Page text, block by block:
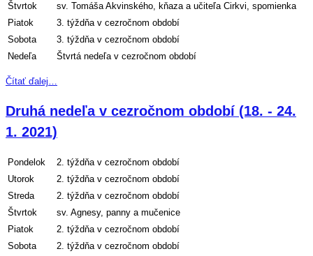
Štvrtok
sv. Tomáša Akvinského, kňaza a učiteľa Cirkvi, spomienka
Piatok
3. týždňa v cezročnom období
Sobota
3. týždňa v cezročnom období
Nedeľa
Štvrtá nedeľa v cezročnom období
Čítať ďalej…
Druhá nedeľa v cezročnom období (18. - 24.
1. 2021)
Pondelok
2. týždňa v cezročnom období
Utorok
2. týždňa v cezročnom období
Streda
2. týždňa v cezročnom období
Štvrtok
sv. Agnesy, panny a mučenice
Piatok
2. týždňa v cezročnom období
Sobota
2. týždňa v cezročnom období